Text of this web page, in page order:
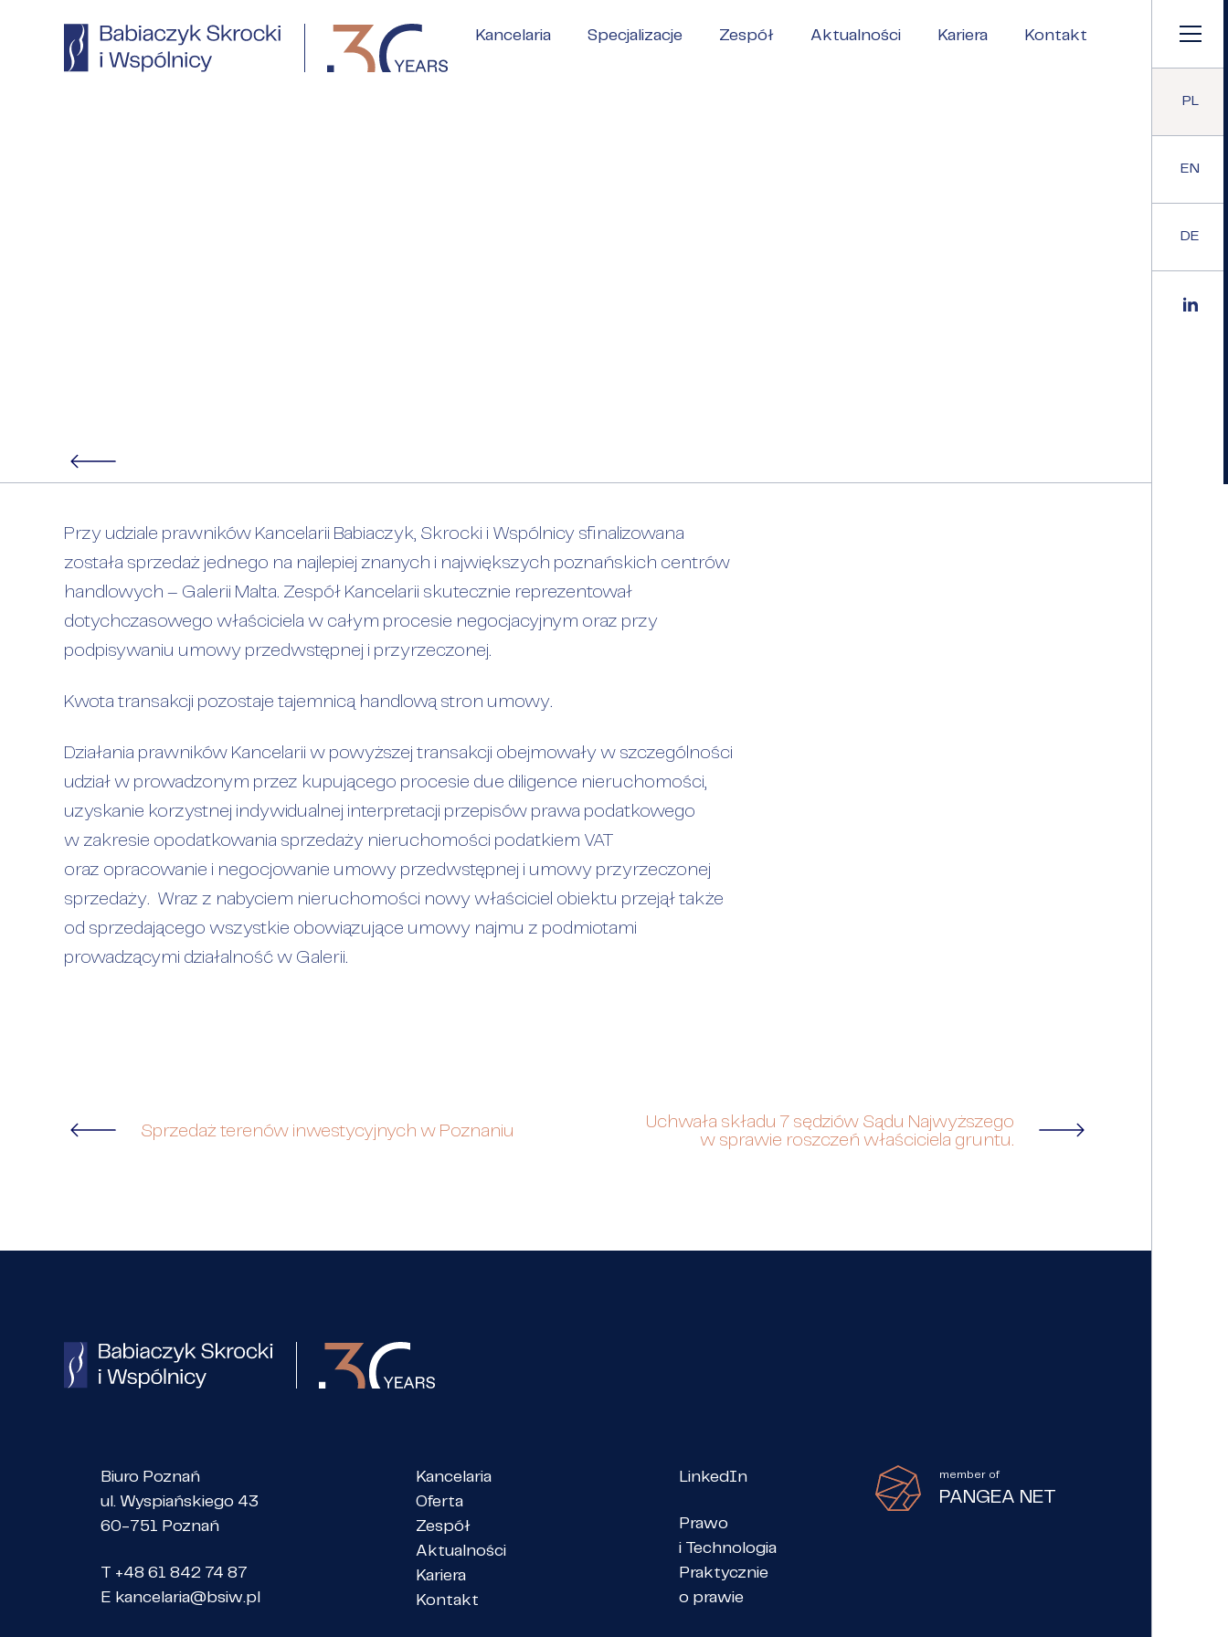
Kancelaria Specjalizacje Zespół Aktualności Kariera Kontakt
PL
EN
DE
Sprzedaż Galerii Malta
Przy udziale prawników Kancelarii Babiaczyk, Skrocki i Wspólnicy sfinalizowana
została sprzedaż jednego na najlepiej znanych i największych poznańskich centrów
handlowych – Galerii Malta. Zespół Kancelarii skutecznie reprezentował
dotychczasowego właściciela w całym procesie negocjacyjnym oraz przy
podpisywaniu umowy przedwstępnej i przyrzeczonej.
Kwota transakcji pozostaje tajemnicą handlową stron umowy.
Działania prawników Kancelarii w powyższej transakcji obejmowały w szczególności
udział w prowadzonym przez kupującego procesie due diligence nieruchomości,
uzyskanie korzystnej indywidualnej interpretacji przepisów prawa podatkowego
w zakresie opodatkowania sprzedaży nieruchomości podatkiem VAT
oraz opracowanie i negocjowanie umowy przedwstępnej i umowy przyrzeczonej
sprzedaży. Wraz z nabyciem nieruchomości nowy właściciel obiektu przejął także
od sprzedającego wszystkie obowiązujące umowy najmu z podmiotami
prowadzącymi działalność w Galerii.
Sprzedaż terenów inwestycyjnych w Poznaniu
Uchwała składu 7 sędziów Sądu Najwyższego
w sprawie roszczeń właściciela gruntu.
Biuro Poznań
ul. Wyspiańskiego 43
60-751 Poznań
T +48 61 842 74 87
E kancelaria@bsiw.pl
Kancelaria
Oferta
Zespół
Aktualności
Kariera
Kontakt
LinkedIn
Prawo
i Technologia
Praktycznie
o prawie
member of
PANGEA NET